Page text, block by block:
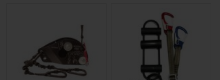
conçus pour résister aux forces exercées pendant le levage et pour